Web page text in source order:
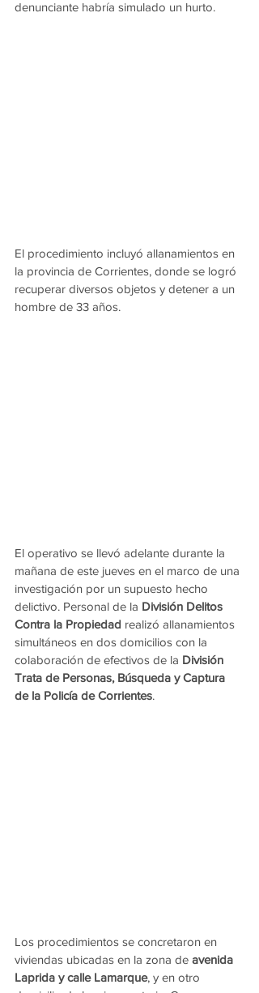
denunciante habría simulado un hurto.
El procedimiento incluyó allanamientos en
la provincia de Corrientes, donde se logró
recuperar diversos objetos y detener a un
hombre de 33 años.
El operativo se llevó adelante durante la
mañana de este jueves en el marco de una
investigación por un supuesto hecho
delictivo. Personal de la División Delitos
Contra la Propiedad realizó allanamientos
simultáneos en dos domicilios con la
colaboración de efectivos de la División
Trata de Personas, Búsqueda y Captura
de la Policía de Corrientes.
Los procedimientos se concretaron en
viviendas ubicadas en la zona de avenida
Laprida y calle Lamarque, y en otro